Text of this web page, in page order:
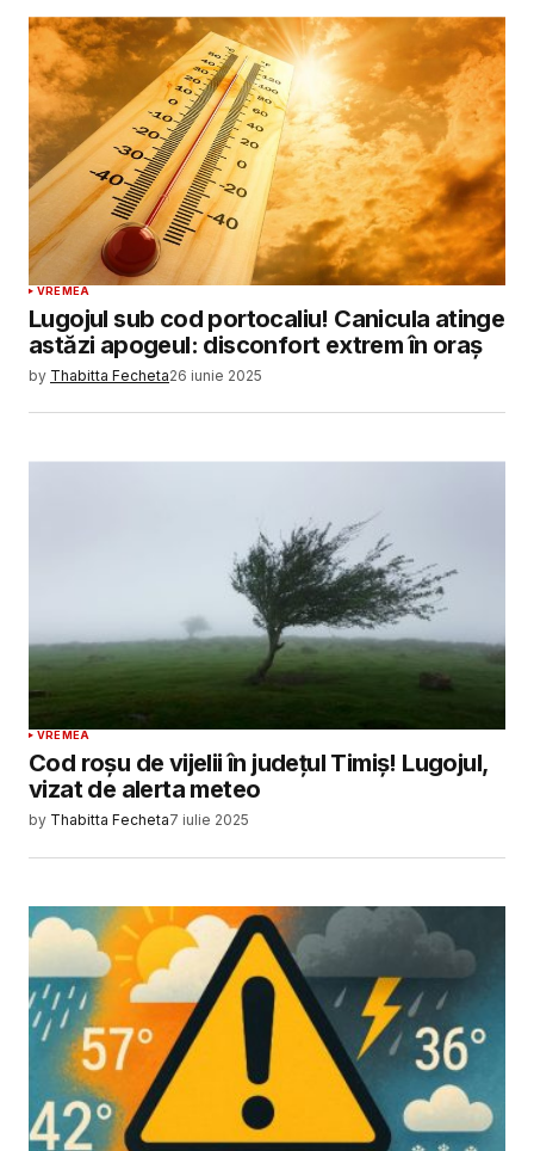
VREMEA
Lugojul sub cod portocaliu! Canicula atinge
astăzi apogeul: disconfort extrem în oraș
by Thabitta Fecheta26 iunie 2025
VREMEA
Cod roșu de vijelii în județul Timiș! Lugojul,
vizat de alerta meteo
by Thabitta Fecheta7 iulie 2025